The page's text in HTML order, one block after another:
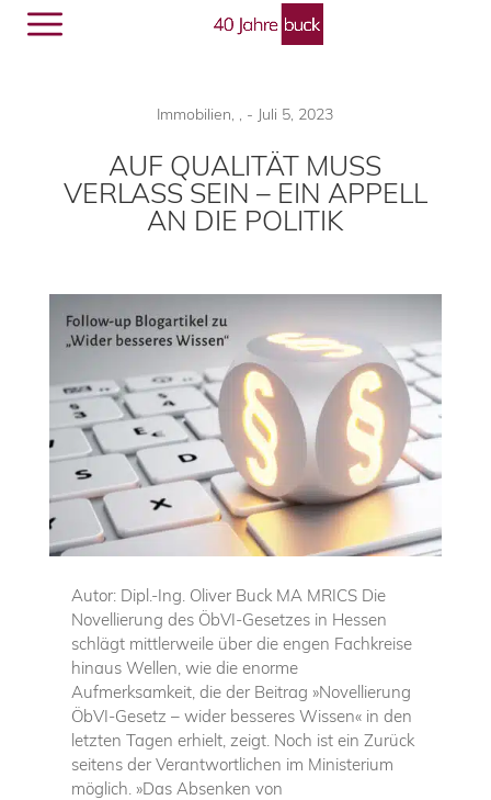
Immobilien, , - Juli 5, 2023
AUF QUALITÄT MUSS
VERLASS SEIN – EIN APPELL
AN DIE POLITIK
Autor: Dipl.-Ing. Oliver Buck MA MRICS Die
Novellierung des ÖbVI-Gesetzes in Hessen
schlägt mittlerweile über die engen Fachkreise
hinaus Wellen, wie die enorme
Aufmerksamkeit, die der Beitrag »Novellierung
ÖbVI-Gesetz – wider besseres Wissen« in den
letzten Tagen erhielt, zeigt. Noch ist ein Zurück
seitens der Verantwortlichen im Ministerium
möglich. »Das Absenken von